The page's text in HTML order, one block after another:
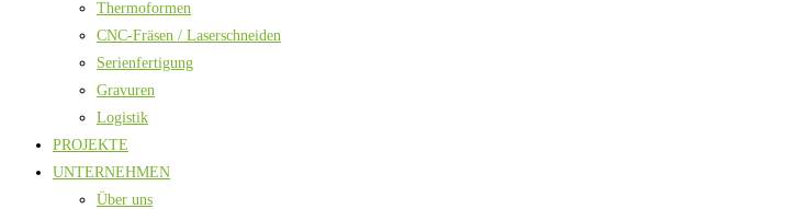
Thermoformen
CNC-Fräsen / Laserschneiden
Serienfertigung
Gravuren
Logistik
PROJEKTE
UNTERNEHMEN
Über uns